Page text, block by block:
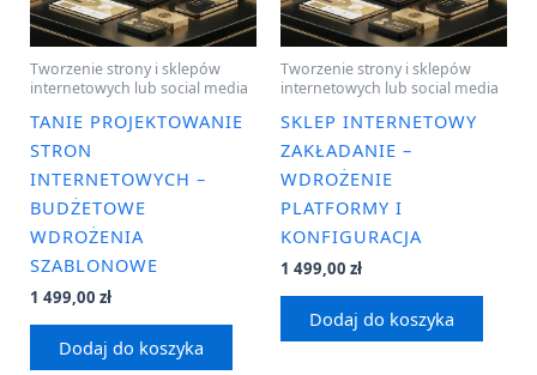
Tworzenie strony i sklepów
internetowych lub social media
TANIE PROJEKTOWANIE
STRON
INTERNETOWYCH –
BUDŻETOWE
WDROŻENIA
SZABLONOWE
1 499,00 zł
Dodaj do koszyka
Tworzenie strony i sklepów
internetowych lub social media
SKLEP INTERNETOWY
ZAKŁADANIE –
WDROŻENIE
PLATFORMY I
KONFIGURACJA
1 499,00 zł
Dodaj do koszyka